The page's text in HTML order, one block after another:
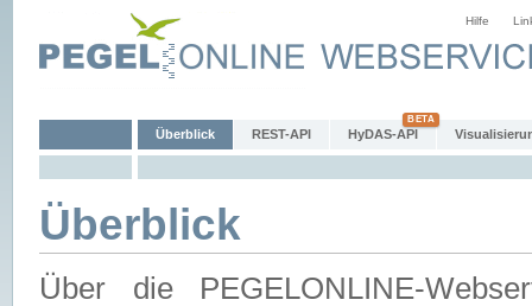
Hilfe
Überblick REST-API HyDAS-API
Überblick
Über die PEGELONLINE-